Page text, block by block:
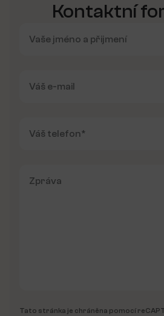
Kontaktní
Tato stránka je chráněna pomocí